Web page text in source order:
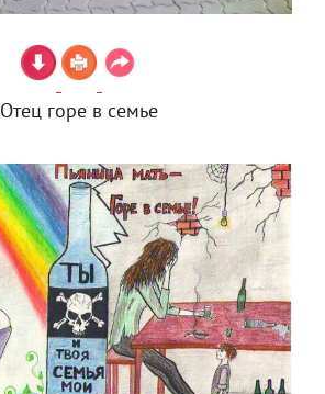
Отец горе в семье